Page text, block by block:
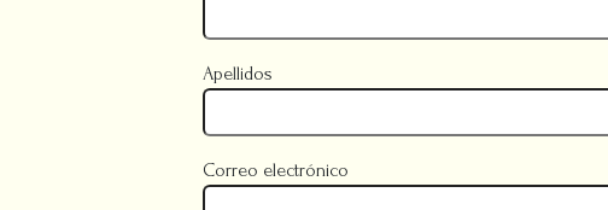
Apellidos
Correo electrónico